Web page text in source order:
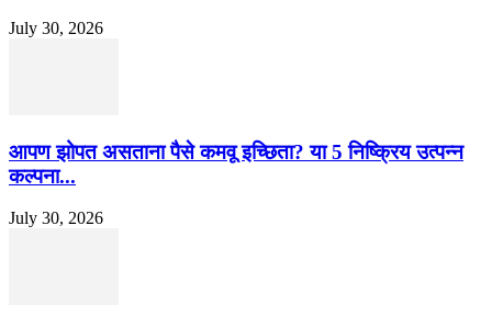
July 30, 2026
आपण झोपत असताना पैसे कमवू इच्छिता? या 5 निष्क्रिय उत्पन्न
कल्पना...
July 30, 2026